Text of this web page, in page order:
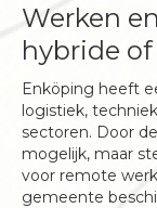
Werken
hybride
Enköping heeft
logistiek,
sectoren. Door
mogelijk, maar
voor remote
gemeente